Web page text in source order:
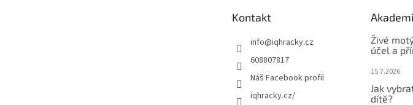
Kontakt
info@iqhracky.cz
608807817
Náš Facebook profil
iqhracky.cz/
Živé
účel a
15.7.2026
Jak
dítě?